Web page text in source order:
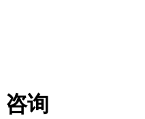
咨询